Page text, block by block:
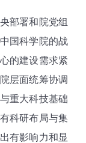
部署和院党组
国科学院的战
的建设需求紧
层面统筹协调
重大科技基础
科研布局与集
有影响力和显